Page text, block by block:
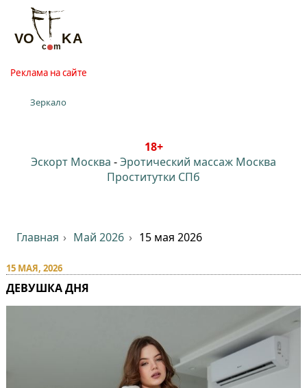
Реклама на сайте
Зеркало
18+
Эскорт Москва -Эротический массаж Москва
Проститутки СПб
Главная Май 2026 15 мая 2026
15 МАЯ, 2026
ДЕВУШКА ДНЯ